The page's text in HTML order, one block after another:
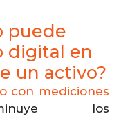
puede
digital en
un activo?
con mediciones
los